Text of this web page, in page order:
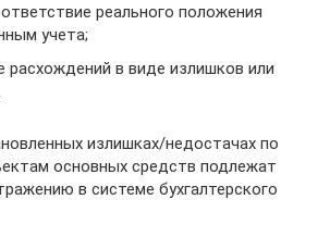
реального положения
учета;
расхождений в виде излишков или
излишках/недостачах по
основных средств подлежат
в системе бухгалтерского